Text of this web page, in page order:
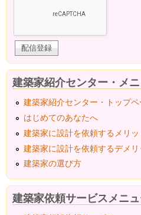
建築家紹介センター・メ
建築家紹介センター・トップペ
はじめてのあなたへ
建築家に設計を依頼するメリッ
建築家に設計を依頼するデメリ
建築家の選び方
建築家依頼サービスメニ